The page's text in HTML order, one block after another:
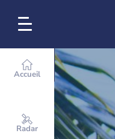
Accueil
Radar